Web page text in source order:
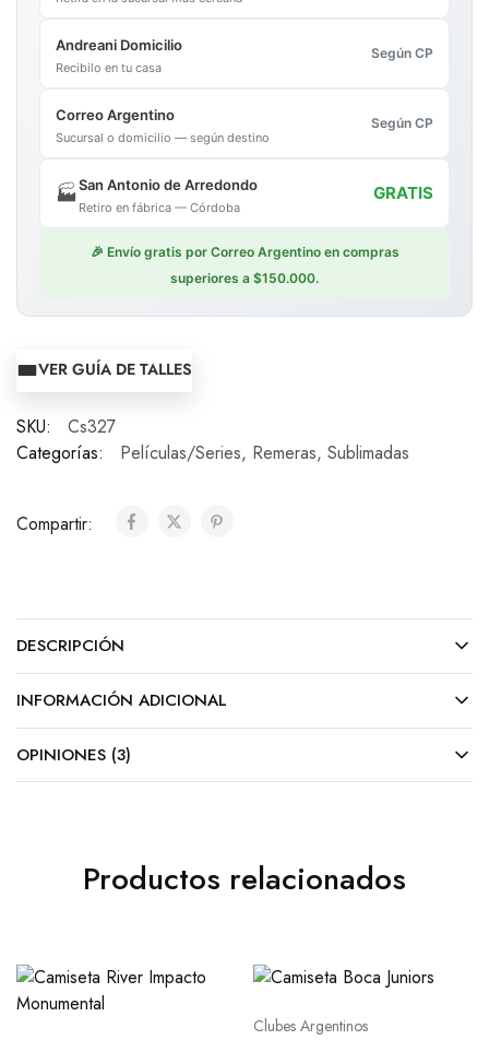
Andreani Domicilio
Recibilo en tu casa
Según CP
Correo Argentino
Sucursal o domicilio — según destino
Según CP
🏭San Antonio de Arredondo
Retiro en fábrica — Córdoba
GRATIS
🎉 Envío gratis por Correo Argentino en compras
superiores a $150.000.
VER GUÍA DE TALLES
SKU:
Cs327
Categorías:
Películas/Series, Remeras, Sublimadas
Compartir:
DESCRIPCIÓN
INFORMACIÓN ADICIONAL
OPINIONES (3)
Productos relacionados
Clubes Argentinos